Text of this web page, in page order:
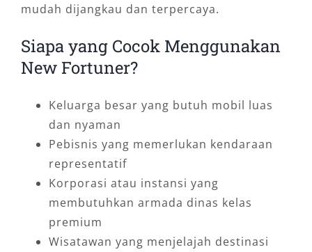
mudah dijangkau dan terpercaya.
Siapa yang Cocok Menggunakan
New Fortuner?
Keluarga besar yang butuh mobil luas
dan nyaman
Pebisnis yang memerlukan kendaraan
representatif
Korporasi atau instansi yang
membutuhkan armada dinas kelas
premium
Wisatawan yang menjelajah destinasi